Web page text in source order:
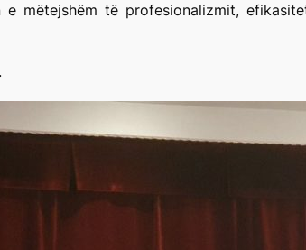
mëtejshëm të profesionalizmit,